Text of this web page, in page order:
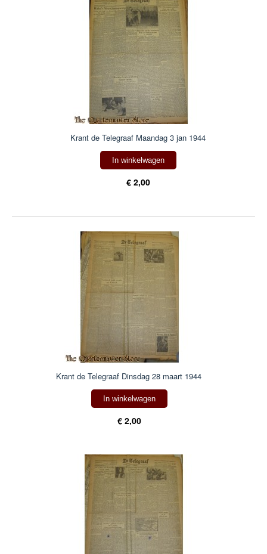
Krant de Telegraaf Maandag 3 jan 1944
In winkelwagen
€ 2,00
Krant de Telegraaf Dinsdag 28 maart 1944
In winkelwagen
€ 2,00